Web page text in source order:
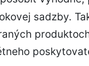
sadzby.